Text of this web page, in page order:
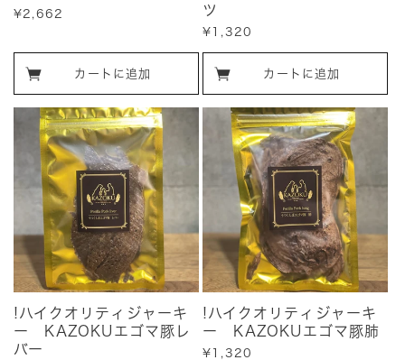
販
格
¥2,662
カートに追加
ツ
販
価
¥1,320
カートに追加
!ハイクオリティジャーキ
ー KAZOKUエゴマ豚レ
バー
!ハイクオリティジャーキ
ー KAZOKUエゴマ豚肺
販
¥1,320